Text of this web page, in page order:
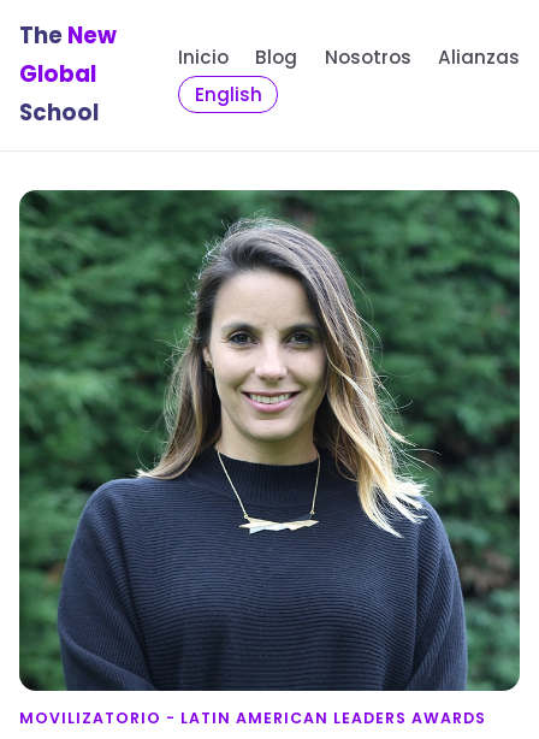
The New
Global
School
Inicio Blog Nosotros
Alianzas
English
MOVILIZATORIO - LATIN AMERICAN LEADERS AWARDS